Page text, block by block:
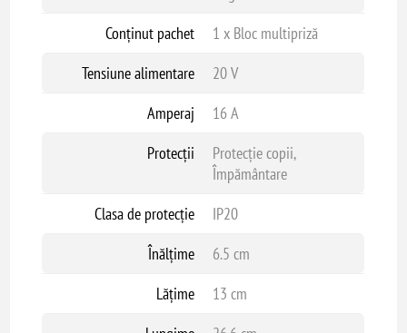
Conținut pachet
1 x Bloc multipriză
Tensiune alimentare
20 V
Amperaj
16 A
Protecții
Protecție copii,
Împământare
Clasa de protecție
IP20
Înălțime
6.5 cm
Lățime
13 cm